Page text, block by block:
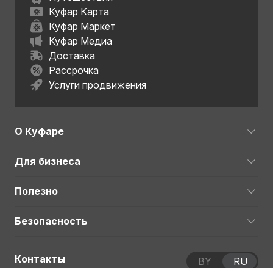
Куфар Карта
Куфар Маркет
Куфар Медиа
Доставка
Рассрочка
Услуги продвижения
О Куфаре
Для бизнеса
Полезно
Безопасность
Контакты BY RU